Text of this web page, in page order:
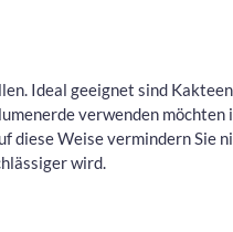
Ideal geeignet sind
verwenden möchten
diese Weise vermindern Sie
wird.